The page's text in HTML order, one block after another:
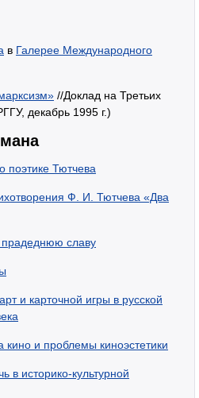
в Галерее Международного
//Доклад на Третьих
декабрь 1995 г.)
Тютчева
Ф. И. Тютчева «Два
славу
и карточной игры в русской
и проблемы киноэстетики
историко-культурной